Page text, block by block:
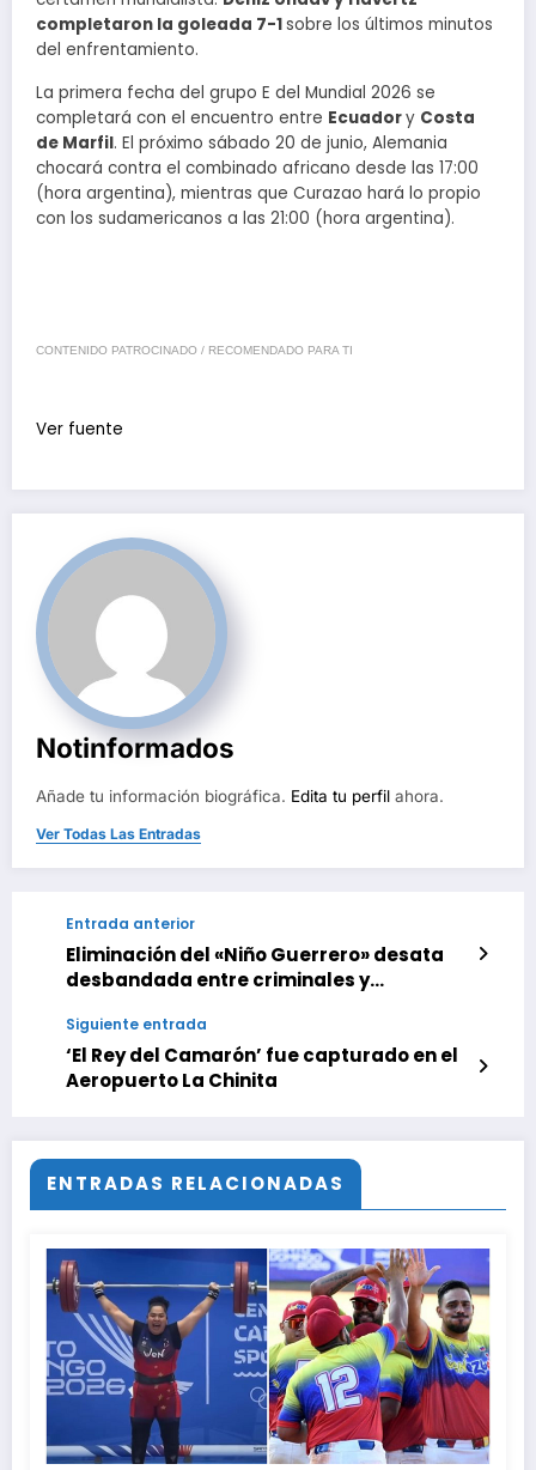
completaron la goleada 7-1sobre los últimos minutos
del enfrentamiento.
La primera fecha del grupo E del Mundial 2026 se
completará con el encuentro entre Ecuadory Costa
de Marfil. El próximo sábado 20 de junio, Alemania
chocará contra el combinado africano desde las 17:00
(hora argentina), mientras que Curazao hará lo propio
con los sudamericanos a las 21:00 (hora argentina).
CONTENIDO PATROCINADO / RECOMENDADO PARA TI
Ver fuente
Notinformados
Añade tu información biográfica. Edita tu perfil ahora.
Ver Todas Las Entradas
Entrada anterior
Eliminación del «Niño Guerrero» desata
desbandada entre criminales y
Siguiente entrada
‘El Rey del Camarón’ fue capturado en el
Aeropuerto La Chinita
ENTRADAS RELACIONADAS